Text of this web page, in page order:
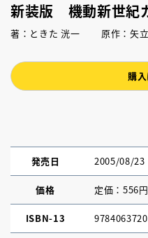
新装版 機動新世紀
著：ときた 洸一 原作：
購
発売日 2005/08/23
価格 定価：556
ISBN-13